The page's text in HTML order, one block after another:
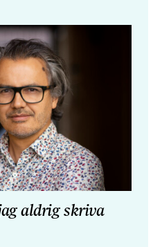
aldrig skriva